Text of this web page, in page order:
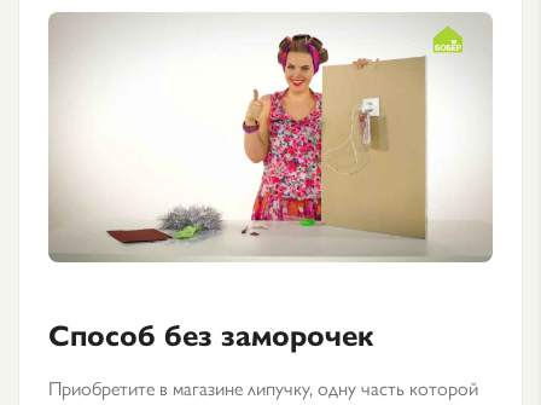
Способ без заморочек
Приобретите в магазине липучку, одну часть которой